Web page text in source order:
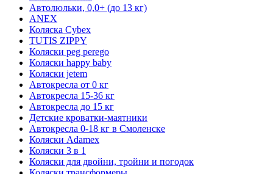
Автолюльки, 0,0+ (до 13 кг)
ANEX
Коляска Cybex
TUTIS ZIPPY
Коляски peg perego
Коляски happy baby
Коляски jetem
Автокресла от 0 кг
Автокресла 15-36 кг
Автокресла до 15 кг
Детские кроватки-маятники
Автокресла 0-18 кг в Смоленске
Коляски Adamex
Коляски 3 в 1
Коляски для двойни, тройни и погодок